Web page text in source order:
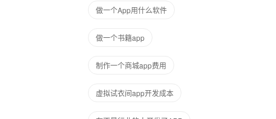
做一个App用什么软件
做一个书籍app
制作一个商城app费用
虚拟试衣间app开发成本